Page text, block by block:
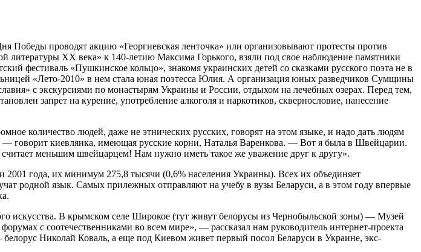
проводят акцию «Георгиевская ленточка» или организовывают протесты против
литературы XX века» к 140-летию Максима Горького, взяли под свое наблюдение памятники
фестиваль «Пушкинское кольцо», знакомя украинских детей со сказками русского поэта не в
«Лето-2010» в нем стала юная поэтесса Юлия. А организация юных разведчиков Сумщины
с экскурсиями по монастырям Украины и России, отдыхом на лечебных озерах. Перед тем,
запрет на курение, употребление алкоголя и наркотиков, сквернословие, нанесение
количество людей, даже не этнических русских, говорят на этом языке, и надо дать людям
говорит киевлянка, имеющая русские корни, Наталья Варенкова. — Вот я была в Швейцарии.
меньшим швейцарцем! Нам нужно иметь такое же уважение друг к другу».
года, их минимум 275,8 тысячи (0,6% населения Украины). Всех их объединяет
родной язык. Самых прилежных отправляют на учебу в вузы Беларуси, а в этом году впервые
искусства. В крымском селе Широкое (тут живут белорусы из Чернобыльской зоны) — Музей
с соотечественниками во всем мире», — рассказал нам руководитель интернет-проекта
Николай Коваль, а еще под Киевом живет первый посол Беларуси в Украине, экс-